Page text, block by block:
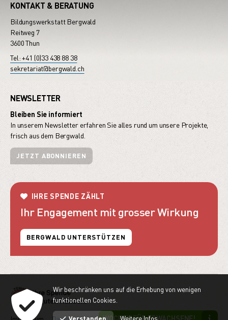
WOCHEN FÜR ERWACHSENE!
KONTAKT & BERATUNG
Bildungswerkstatt Bergwald
Reitweg 7
3600 Thun
Tel: +41 (0)33 438 88 38
sekretariat@bergwald.ch
NEWSLETTER
Bleiben Sie informiert
In unserem Newsletter erfahren Sie alles rund um unsere Projekte,
frisch aus dem Bergwald.
JETZT ABONNIEREN
IHRE SPENDE ZÄHLT
Ihr Engagement mit grosser Wirkung
BERGWALD UNTERSTÜTZEN
Wir beschränken uns auf die Erhebung von wenigen
funktionellen Cookies.